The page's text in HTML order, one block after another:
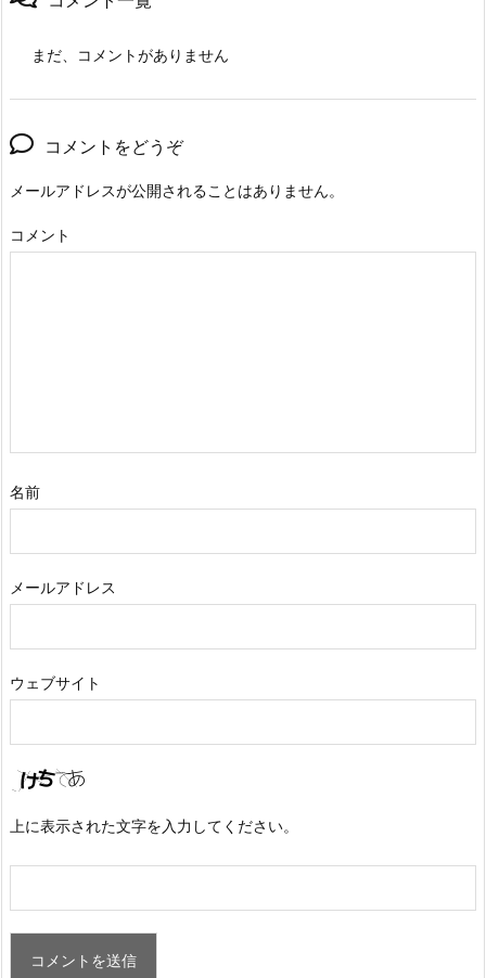
まだ、コメントがありません
コメントをどうぞ
メールアドレスが公開されることはありません。
コメント
名前
メールアドレス
ウェブサイト
上に表示された文字を入力してください。